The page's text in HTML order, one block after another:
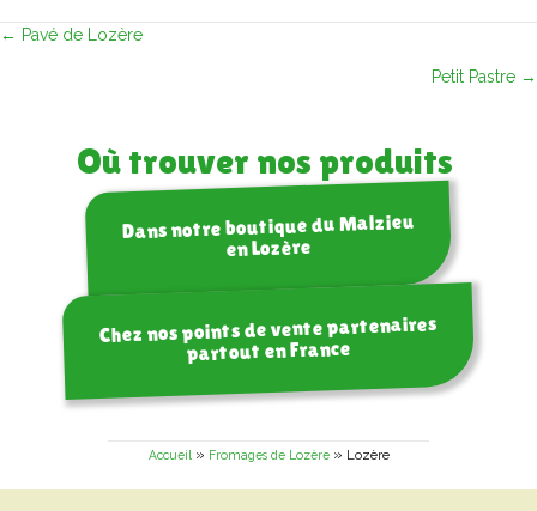
Posts
← Pavé de Lozère
Petit Pastre →
Où trouver nos produits
Dans notre boutique du Malzieu
en Lozère
Chez nos points de vente partenaires
partout en France
Accueil» Fromages de Lozère» Lozère